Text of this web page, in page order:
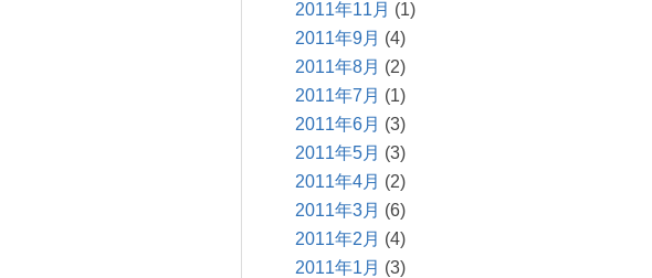
2011年11月 (1)
2011年9月 (4)
2011年8月 (2)
2011年7月 (1)
2011年6月 (3)
2011年5月 (3)
2011年4月 (2)
2011年3月 (6)
2011年2月 (4)
2011年1月 (3)